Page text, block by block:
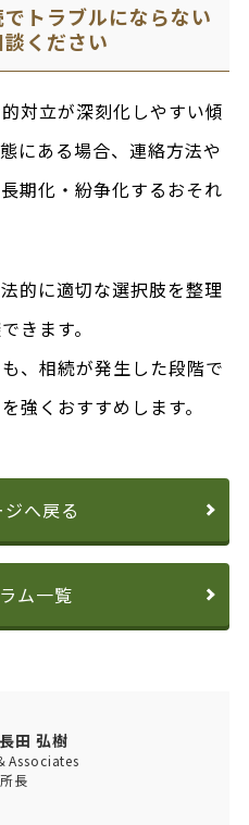
トラブルにならない
ください
対立が深刻化しやすい傾
にある場合、連絡方法や
期化・紛争化するおそれ
的に適切な選択肢を整理
きます。
、相続が発生した段階で
強くおすすめします。
へ戻る
ム一覧
田 弘樹
Associates
長